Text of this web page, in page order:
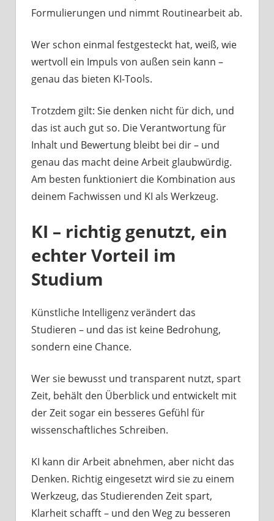
Formulierungen und nimmt Routinearbeit ab.
Wer schon einmal festgesteckt hat, weiß, wie
wertvoll ein Impuls von außen sein kann –
genau das bieten KI-Tools.
Trotzdem gilt: Sie denken nicht für dich, und
das ist auch gut so. Die Verantwortung für
Inhalt und Bewertung bleibt bei dir – und
genau das macht deine Arbeit glaubwürdig.
Am besten funktioniert die Kombination aus
deinem Fachwissen und KI als Werkzeug.
KI – richtig genutzt, ein
echter Vorteil im
Studium
Künstliche Intelligenz verändert das
Studieren – und das ist keine Bedrohung,
sondern eine Chance.
Wer sie bewusst und transparent nutzt, spart
Zeit, behält den Überblick und entwickelt mit
der Zeit sogar ein besseres Gefühl für
wissenschaftliches Schreiben.
KI kann dir Arbeit abnehmen, aber nicht das
Denken. Richtig eingesetzt wird sie zu einem
Werkzeug, das Studierenden Zeit spart,
Klarheit schafft – und den Weg zu besseren